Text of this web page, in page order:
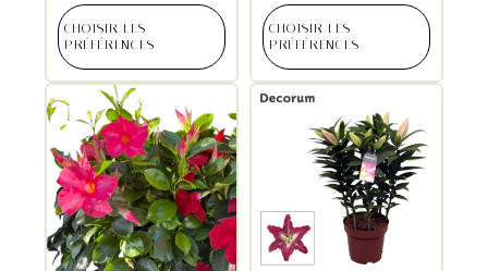
CHOISIR LES
PRÉFÉRENCES
CHOISIR LES
PRÉFÉRENCES